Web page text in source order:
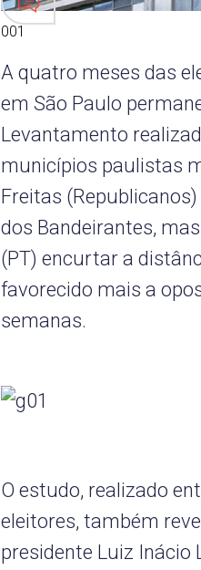
001
A quatro meses das
em São Paulo
Levantamento
municípios paulistas
Freitas
dos Bandeirantes,
(PT) encurtar a
favorecido mais a
semanas.
O estudo, realizado
eleitores, também
presidente Luiz Inácio